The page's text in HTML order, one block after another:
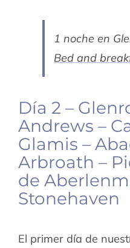
1 noche en
Bed and
Día 2 –
Andrews –
Glamis –
Arbroath –
de
Stonehaven
El primer día de